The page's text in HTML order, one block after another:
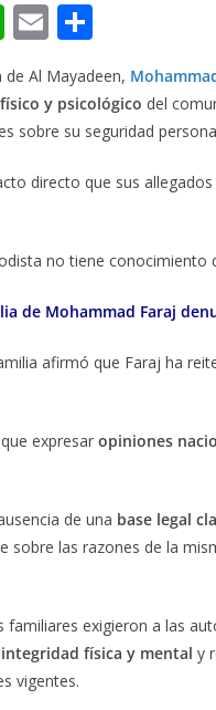
W
h
at
s
p
E
ai
l
o
m
p
ti
Al Mayadeen,
y psicológico del
sobre su seguridad
directo que sus
no tiene
de Mohammad Faraj
afirmó que Faraj ha
expresar opiniones
de una base legal
sobre las razones de la
familiares exigieron a las
física y mental y
vigentes.